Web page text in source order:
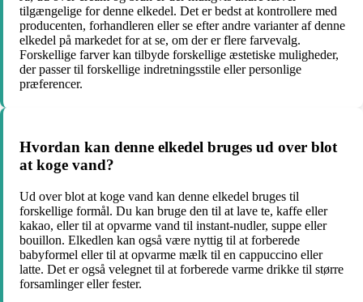
tilgængelige for denne elkedel. Det er bedst at kontrollere med
producenten, forhandleren eller se efter andre varianter af denne
elkedel på markedet for at se, om der er flere farvevalg.
Forskellige farver kan tilbyde forskellige æstetiske muligheder,
der passer til forskellige indretningsstile eller personlige
præferencer.
Hvordan kan denne elkedel bruges ud over blot
at koge vand?
Ud over blot at koge vand kan denne elkedel bruges til
forskellige formål. Du kan bruge den til at lave te, kaffe eller
kakao, eller til at opvarme vand til instant-nudler, suppe eller
bouillon. Elkedlen kan også være nyttig til at forberede
babyformel eller til at opvarme mælk til en cappuccino eller
latte. Det er også velegnet til at forberede varme drikke til større
forsamlinger eller fester.